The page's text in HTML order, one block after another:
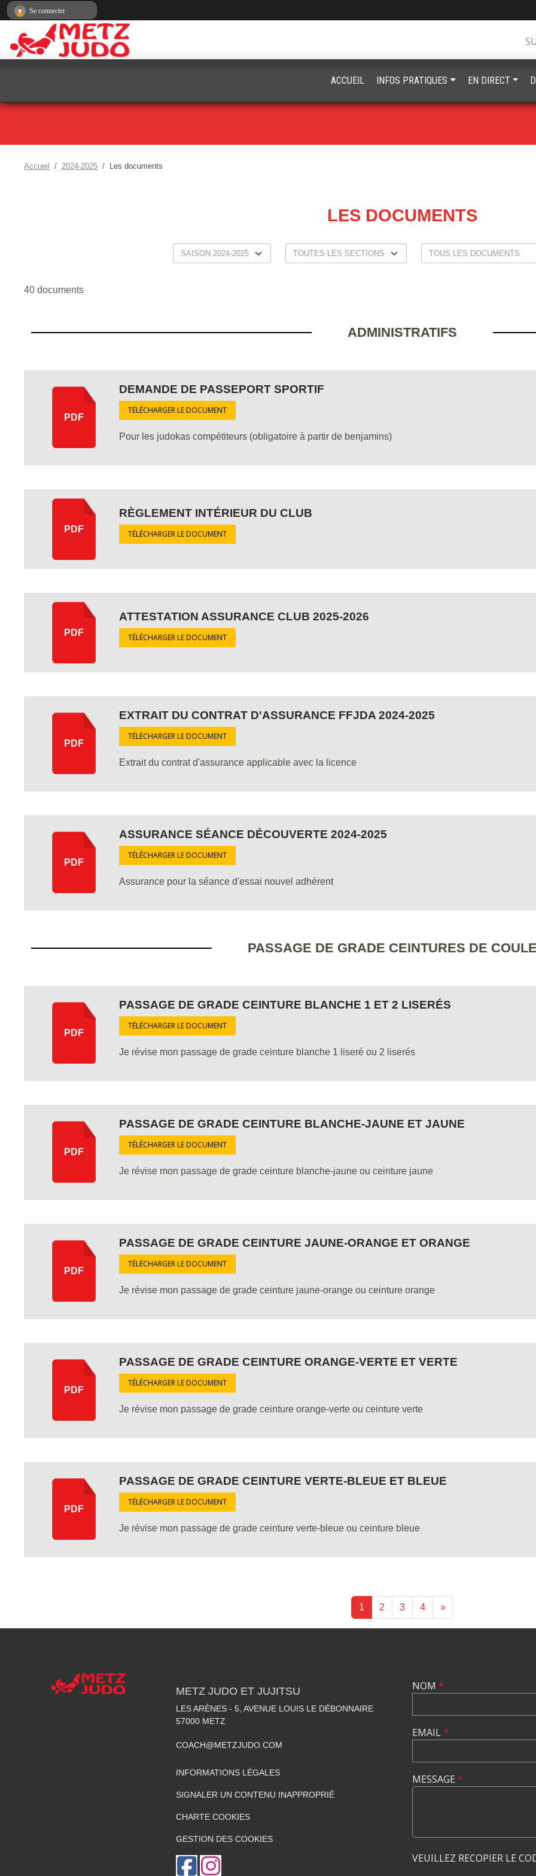
Accueil 2024-2025 Les documents
LES DOCUMENTS
40 documents
ADMINISTRATIFS
PDF
DEMANDE DE PASSEPORT SPORTIF
TÉLÉCHARGER LE DOCUMENT
Pour les judokas compétiteurs (obligatoire à partir de benjamins)
PDF
RÈGLEMENT INTÉRIEUR DU CLUB
TÉLÉCHARGER LE DOCUMENT
PDF
ATTESTATION ASSURANCE CLUB 2025-2026
TÉLÉCHARGER LE DOCUMENT
PDF
EXTRAIT DU CONTRAT D'ASSURANCE FFJDA 2024-2025
TÉLÉCHARGER LE DOCUMENT
Extrait du contrat d'assurance applicable avec la licence
PDF
ASSURANCE SÉANCE DÉCOUVERTE 2024-2025
TÉLÉCHARGER LE DOCUMENT
Assurance pour la séance d'essai nouvel adhérent
PASSAGE DE GRADE CEINTURES DE
PDF
PASSAGE DE GRADE CEINTURE BLANCHE 1 ET 2 LISERÉS
TÉLÉCHARGER LE DOCUMENT
Je révise mon passage de grade ceinture blanche 1 liseré ou 2 liserés
PDF
PASSAGE DE GRADE CEINTURE BLANCHE-JAUNE ET JAUNE
TÉLÉCHARGER LE DOCUMENT
Je révise mon passage de grade ceinture blanche-jaune ou ceinture jaune
PDF
PASSAGE DE GRADE CEINTURE JAUNE-ORANGE ET ORANGE
TÉLÉCHARGER LE DOCUMENT
Je révise mon passage de grade ceinture jaune-orange ou ceinture orange
PDF
PASSAGE DE GRADE CEINTURE ORANGE-VERTE ET VERTE
TÉLÉCHARGER LE DOCUMENT
Je révise mon passage de grade ceinture orange-verte ou ceinture verte
PDF
PASSAGE DE GRADE CEINTURE VERTE-BLEUE ET BLEUE
TÉLÉCHARGER LE DOCUMENT
Je révise mon passage de grade ceinture verte-bleue ou ceinture bleue
1 2 3 4 »
ACCUEIL INFOS PRATIQUES EN DIRECT
METZ JUDO ET JUJITSU
LES ARÈNES - 5, AVENUE LOUIS LE DÉBONNAIRE
57000 METZ
COACH@METZJUDO.COM
INFORMATIONS LÉGALES
SIGNALER UN CONTENU INAPPROPRIÉ
CHARTE COOKIES
GESTION DES COOKIES
NOM *
EMAIL*
MESSAGE *
VEUILLEZ RECOPIER LE
Se connecter
Panneau de gestion des cookies